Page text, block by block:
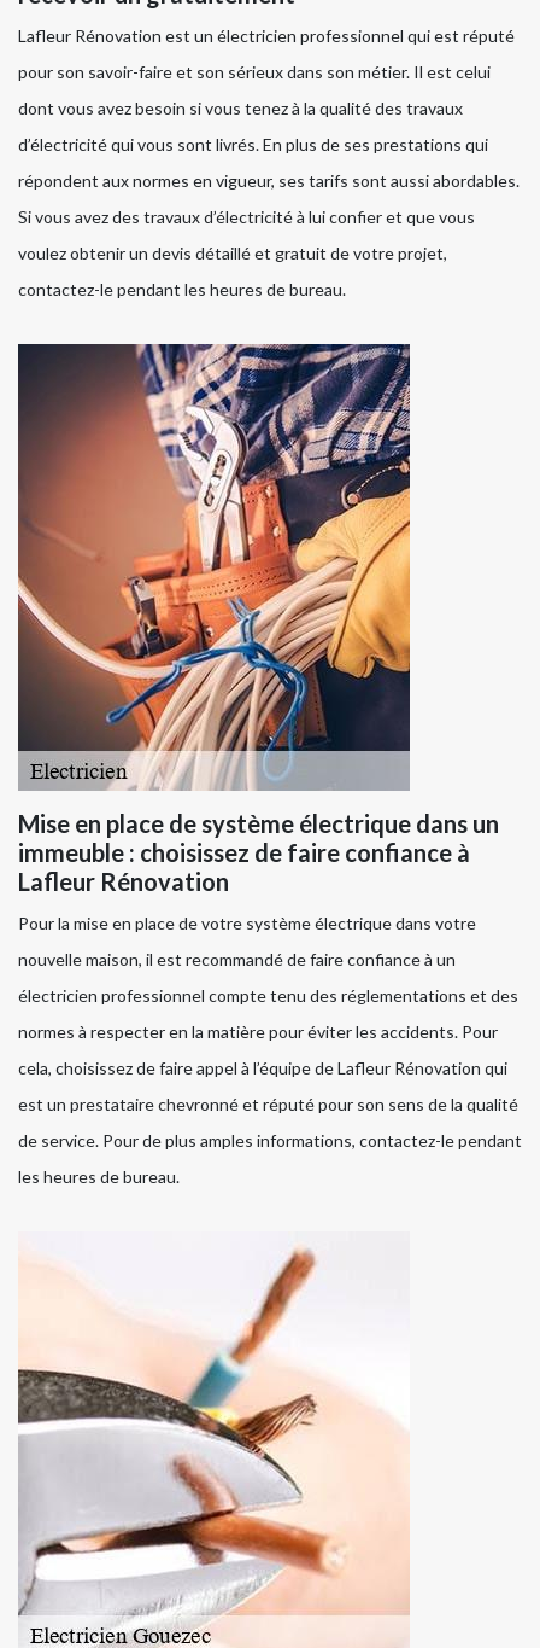
Lafleur Rénovation est un électricien professionnel qui est réputé
pour son savoir-faire et son sérieux dans son métier. Il est celui
dont vous avez besoin si vous tenez à la qualité des travaux
d’électricité qui vous sont livrés. En plus de ses prestations qui
répondent aux normes en vigueur, ses tarifs sont aussi abordables.
Si vous avez des travaux d’électricité à lui confier et que vous
voulez obtenir un devis détaillé et gratuit de votre projet,
contactez-le pendant les heures de bureau.
Mise en place de système électrique dans un
immeuble : choisissez de faire confiance à
Lafleur Rénovation
Pour la mise en place de votre système électrique dans votre
nouvelle maison, il est recommandé de faire confiance à un
électricien professionnel compte tenu des réglementations et des
normes à respecter en la matière pour éviter les accidents. Pour
cela, choisissez de faire appel à l’équipe de Lafleur Rénovation qui
est un prestataire chevronné et réputé pour son sens de la qualité
de service. Pour de plus amples informations, contactez-le pendant
les heures de bureau.